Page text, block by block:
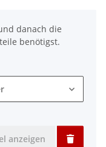
danach die
benötigst.
anzeigen